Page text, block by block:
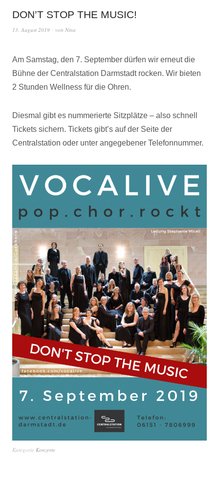
DON’T STOP THE MUSIC!
13. August 2019 von Nina
Am Samstag, den 7. September dürfen wir erneut die
Bühne der Centralstation Darmstadt rocken. Wir bieten
2 Stunden Wellness für die Ohren.
Diesmal gibt es nummerierte Sitzplätze – also schnell
Tickets sichern. Tickets gibt’s auf der Seite der
Centralstation oder unter angegebener Telefonnummer.
Kategorie Konzerte